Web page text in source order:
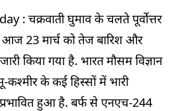
: चक्रवाती घुमाव के चलते पूर्वोत्तर
23 मार्च को तेज बारिश और
किया गया है. भारत मौसम विज्ञान
के कई हिस्सों में भारी
हुआ है. बर्फ से एनएच-244